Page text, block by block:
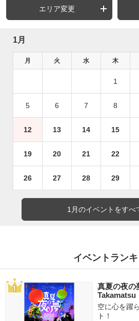
エリア変更
1月
月 火 水 木
1
5 6 7 8
12 13 14 15
19 20 21 22
26 27 28 29
1月のイベントをすべ
イベントラン
真夏の夜
Takamatsu
空に心を躍
ト！